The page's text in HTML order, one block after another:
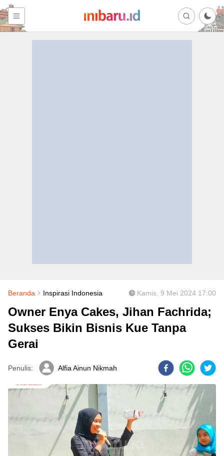
Beranda Inspirasi Indonesia Kamis, 9 Mei 2024 17:00
Owner Enya Cakes, Jihan Fachrida;
Sukses Bikin Bisnis Kue Tanpa
Gerai
Penulis: Alfia Ainun Nikmah